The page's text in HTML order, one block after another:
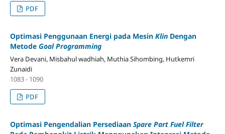
PDF
Optimasi Penggunaan Energi pada Mesin Klin Dengan
Metode Goal Programming
Vera Devani, Misbahul wadhiah, Muthia Sihombing, Hutkemri
Zunaidi
1083 - 1090
PDF
Optimasi Pengendalian Persediaan Spare Part Fuel Filter